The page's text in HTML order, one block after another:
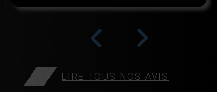
< >
LIRE TOUS NOS AVIS